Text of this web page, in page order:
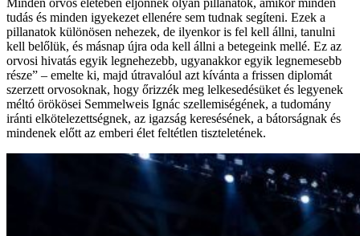
tudás és minden igyekezet ellenére sem tudnak segíteni. Ezek a
pillanatok különösen nehezek, de ilyenkor is fel kell állni, tanulni
kell belőlük, és másnap újra oda kell állni a betegeink mellé. Ez az
orvosi hivatás egyik legnehezebb, ugyanakkor egyik legnemesebb
része” – emelte ki, majd útravalóul azt kívánta a frissen diplomát
szerzett orvosoknak, hogy őrizzék meg lelkesedésüket és legyenek
méltó örökösei Semmelweis Ignác szellemiségének, a tudomány
iránti elkötelezettségnek, az igazság keresésének, a bátorságnak és
mindenek előtt az emberi élet feltétlen tiszteletének.